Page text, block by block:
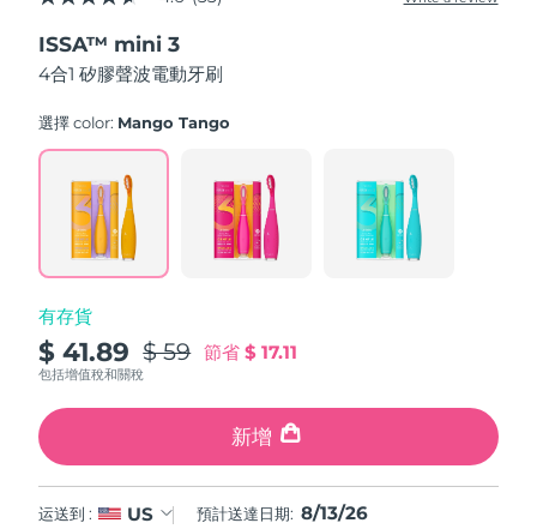
4.6
of
5
stars,
rating
Read
Reviews.
Same
page
link.
ISSA™ mini 3
4合1 矽膠聲波電動牙刷
選擇 color: Mango Tango
有存貨
$ 41.89 $ 59 節省$ 17.11
包括增值稅和關稅
新增
运送到 : US 預計送達日期: 8/13/26
馬來西亞
馬爾他
墨西哥 預計送達日期
摩納哥 預計送達日期
荷蘭
紐西蘭
挪威 12/8/26
阿曼 預計送達日期15/8/26